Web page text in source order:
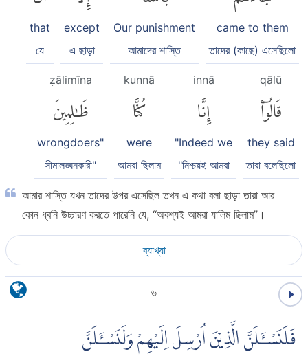
came to them
তাদের (কাছে) এসেছিলো
Our punishment
আমাদের শাস্তি
except
এ ছাড়া
that
যে
qālū
قَالُوٓا۟
they said
তারা বলেছিলো
innā
إِنَّا
"Indeed we
"নিশ্চয়ই আমরা
kunnā
كُنَّا
were
আমরা ছিলাম
ẓālimīna
ظَٰلِمِينَ
wrongdoers"
সীমালঙ্ঘনকারী"
আমার শাস্তি যখন তাদের উপর এসেছিল তখন এ কথা বলা ছাড়া তারা আর
কোন ধ্বনি উচ্চারণ করতে পারেনি যে, ‘‘অবশ্যই আমরা যালিম ছিলাম’’।
ব্যাখ্যা
৬
فَلَنَسْـَٔلَنَّ الَّذِيْنَ اُرْسِلَ اِلَيْهِمْ وَلَنَسْـَٔلَنَّ